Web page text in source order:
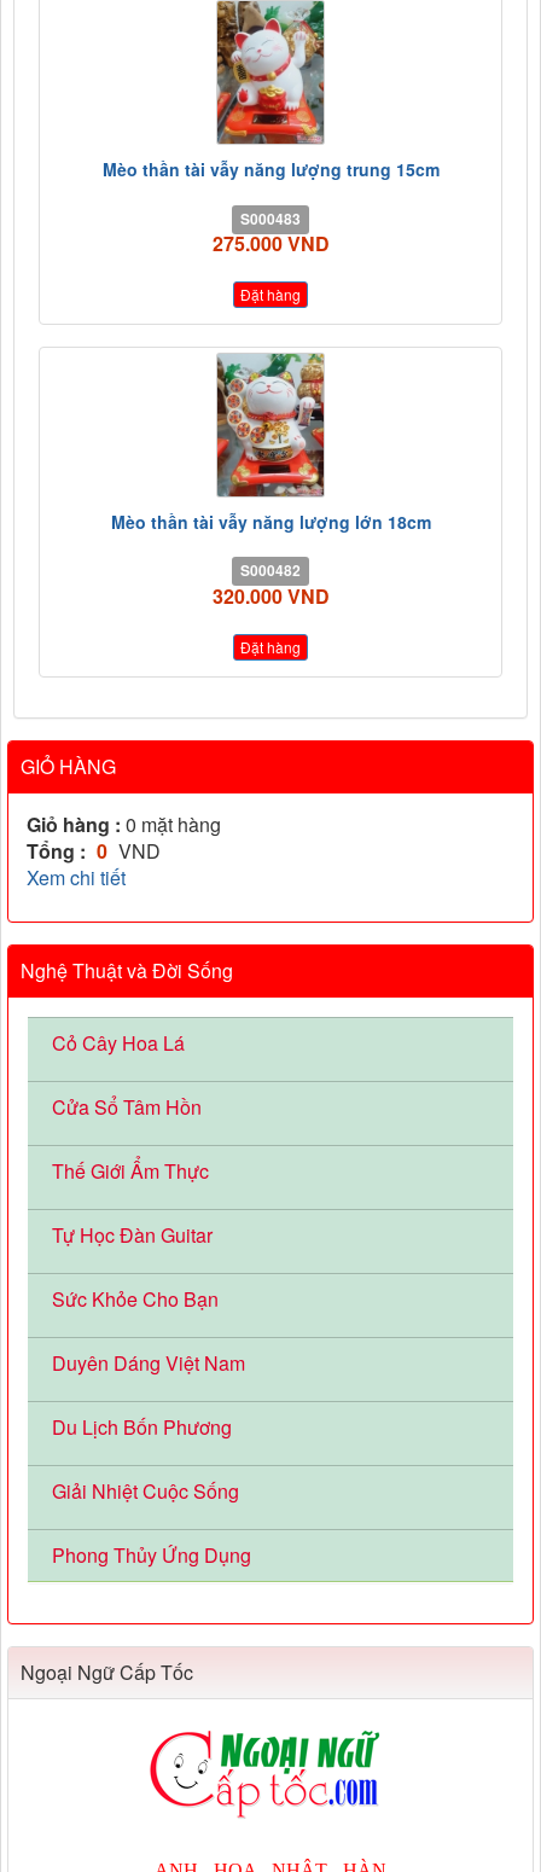
Mèo thần tài vẫy năng lượng trung 15cm
S000483
275.000 VND
Đặt hàng
Mèo thần tài vẫy năng lượng lớn 18cm
S000482
320.000 VND
Đặt hàng
GIỎ HÀNG
Giỏ hàng : 0 mặt hàng
Tổng : 0 VND
Xem chi tiết
Nghệ Thuật và Đời Sống
Cỏ Cây Hoa Lá
Cửa Sổ Tâm Hồn
Thế Giới Ẩm Thực
Tự Học Đàn Guitar
Sức Khỏe Cho Bạn
Duyên Dáng Việt Nam
Du Lịch Bốn Phương
Giải Nhiệt Cuộc Sống
Phong Thủy Ứng Dụng
Ngoại Ngữ Cấp Tốc